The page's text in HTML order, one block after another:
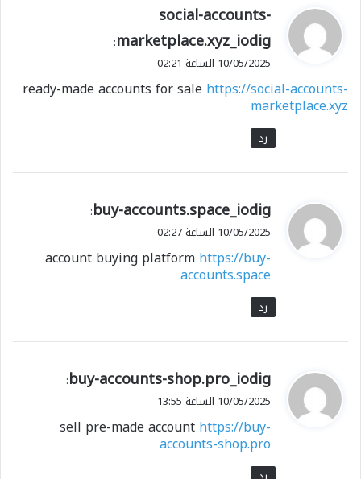
ي
و
ل
social-accounts-
marketplace.xyz_iodig
:
10/05/2025 الساعة 02:21
ready-made accounts for salehttps://social-accounts-
marketplace.xyz
رد
ي
ق
ل
buy-accounts.space_iodig
:
10/05/2025 الساعة 02:27
account buying platformhttps://buy-
accounts.space
رد
ي
ق
ل
buy-accounts-shop.pro_iodig
:
10/05/2025 الساعة 13:55
sell pre-made accounthttps://buy-
accounts-shop.pro